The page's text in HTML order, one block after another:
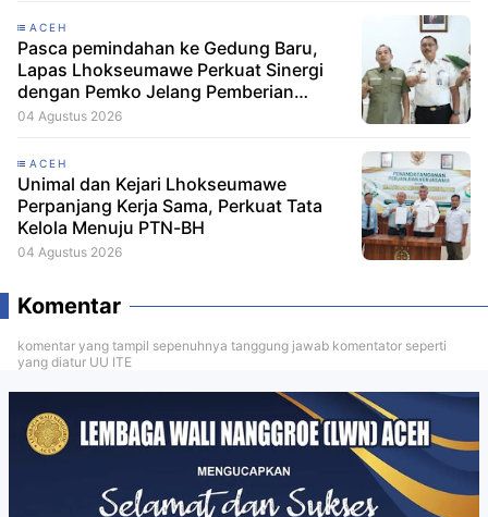
ACEH
Pasca pemindahan ke Gedung Baru,
Lapas Lhokseumawe Perkuat Sinergi
dengan Pemko Jelang Pemberian
Remisi HUT RI
04 Agustus 2026
ACEH
Unimal dan Kejari Lhokseumawe
Perpanjang Kerja Sama, Perkuat Tata
Kelola Menuju PTN-BH
04 Agustus 2026
Komentar
komentar yang tampil sepenuhnya tanggung jawab komentator seperti
yang diatur UU ITE